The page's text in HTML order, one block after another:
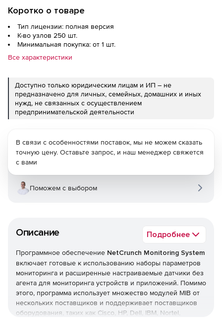
Коротко о товаре
Тип лицензии: полная версия
К-во узлов 250 шт.
Минимальная покупка: от 1 шт.
Все характеристики
Доступно только юридическим лицам и ИП – не
предназначено для личных, семейных, домашних и иных
нужд, не связанных с осуществлением
предпринимательской деятельности
Описание Подробнее
Программное обеспечение NetCrunch Monitoring System
включает готовые к использованию наборы параметров
мониторинга и расширенные настраиваемые датчики без
агента для мониторинга устройств и приложений. Помимо
этого, программа использует множество модулей MIB от
нескольких поставщиков и поддерживает поставщиков
оборудования, таких как Cisco, HP, Dell, IBM, Nortel,
В связи с особенностями поставок, мы не можем сказать
точную цену. Оставьте запрос, и наш менеджер свяжется
с вами
Поможем с выбором